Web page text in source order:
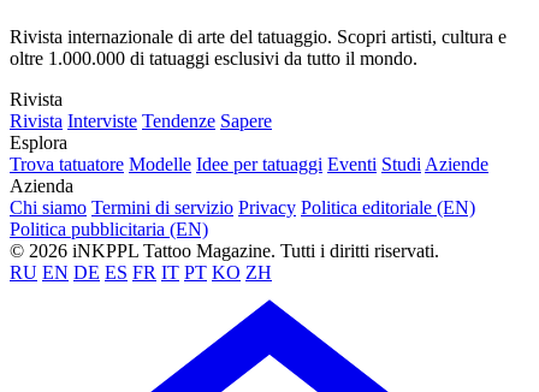
Rivista internazionale di arte del tatuaggio. Scopri artisti, cultura e
oltre 1.000.000 di tatuaggi esclusivi da tutto il mondo.
Rivista
Rivista Interviste Tendenze Sapere
Esplora
Trova tatuatore Modelle Idee per tatuaggi Eventi Studi Aziende
Azienda
Chi siamo Termini di servizio Privacy Politica editoriale (EN)
Politica pubblicitaria (EN)
© 2026 iNKPPL Tattoo Magazine. Tutti i diritti riservati.
RU EN DE ES FR IT PT KO ZH